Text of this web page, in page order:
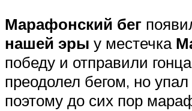
Марафонский бег
нашей эры у местечка
победу и отправили
преодолел бегом, но
поэтому до сих пор